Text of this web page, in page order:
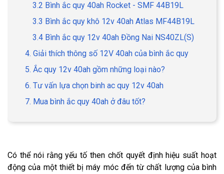
3.2 Bình ắc quy 40ah Rocket - SMF 44B19L
3.3 Bình ắc quy khô 12v 40ah Atlas MF44B19L
3.4 Bình ắc quy 12v 40ah Đồng Nai NS40ZL(S)
4. Giải thích thông số 12V 40ah của bình ắc quy
5. Ắc quy 12v 40ah gồm những loại nào?
6. Tư vấn lựa chọn binh ac quy 12v 40ah
7. Mua bình ắc quy 40ah ở đâu tốt?
Có thể nói rằng yếu tố then chốt quyết định hiệu suất hoạt
động của một thiết bị máy móc đến từ chất lượng của bình